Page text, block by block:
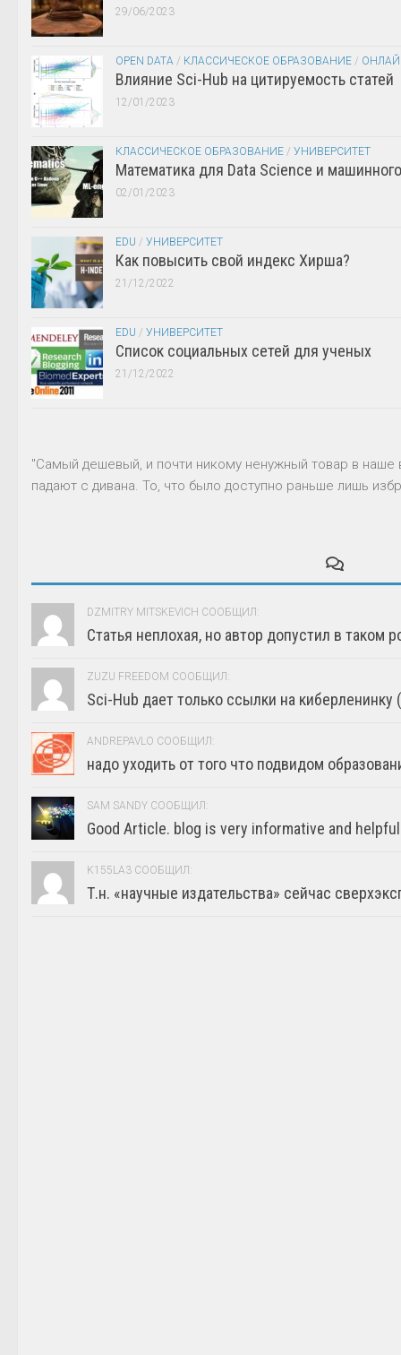
29/06/2023
OPEN DATA / КЛАССИЧЕСКОЕ ОБРАЗОВАНИЕ /
Влияние Sci-Hub на цитируемость статей
12/01/2023
КЛАССИЧЕСКОЕ ОБРАЗОВАНИЕ / УНИВЕРСИТЕТ
Математика для Data Science и
02/01/2023
EDU / УНИВЕРСИТЕТ
Как повысить свой индекс Хирша?
21/12/2022
EDU / УНИВЕРСИТЕТ
Список социальных сетей для ученых
21/12/2022
"Самый дешевый, и почти никому ненужный товар в
падают с дивана. То, что было доступно раньше лишь
DZMITRY MITSKEVICH СООБЩИЛ:
Статья неплохая, но автор допустил в таком
ZUZU FREEDOM СООБЩИЛ:
Sci-Hub дает только ссылки на киберленинку
ANDREPAVLO СООБЩИЛ:
надо уходить от того что подвидом
SAM SANDY СООБЩИЛ:
Good Article. blog is very informative and helpful
K155LA3 СООБЩИЛ:
Т.н. «научные издательства» сейчас